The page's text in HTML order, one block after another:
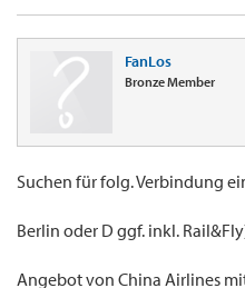
FanLos
Bronze Member
Suchen für folg. Verbindung
Berlin oder D ggf. inkl.
Angebot von China Airlines